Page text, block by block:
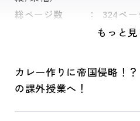
総ページ数 324ペー
もっと見
カレー作りに帝国侵略！
の課外授業へ！